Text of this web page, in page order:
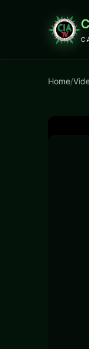
Home/